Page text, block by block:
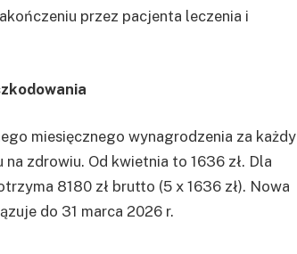
przez pacjenta leczenia i
miesięcznego wynagrodzenia za każdy
zdrowiu. Od kwietnia to 1636 zł. Dla
8180 zł brutto (5 x 1636 zł). Nowa
do 31 marca 2026 r.